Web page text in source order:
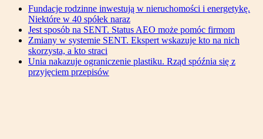
Fundacje rodzinne inwestują w nieruchomości i energetykę.
Niektóre w 40 spółek naraz
Jest sposób na SENT. Status AEO może pomóc firmom
Zmiany w systemie SENT. Ekspert wskazuje kto na nich
skorzysta, a kto straci
Unia nakazuje ograniczenie plastiku. Rząd spóźnia się z
przyjęciem przepisów